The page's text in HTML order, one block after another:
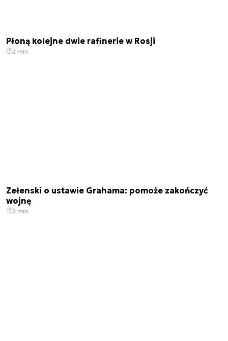
Płoną kolejne dwie rafinerie w Rosji
2 min.
Zełenski o ustawie Grahama: pomoże zakończyć
wojnę
2 min.